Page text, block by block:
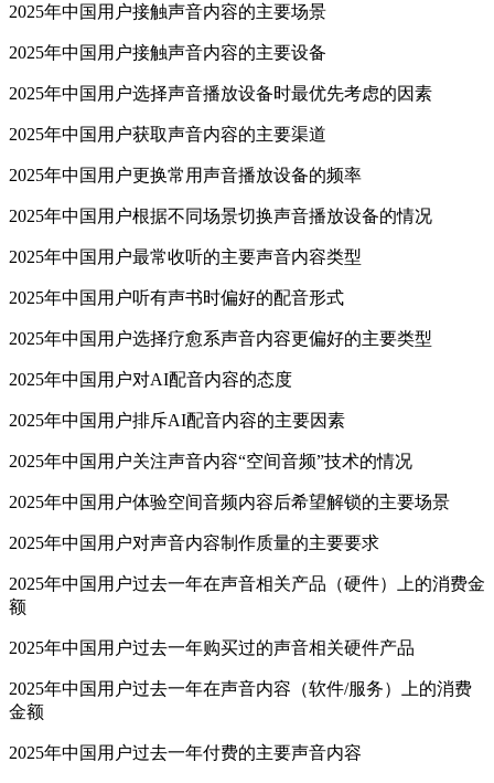
2025年中国用户接触声音内容的主要场景
2025年中国用户接触声音内容的主要设备
2025年中国用户选择声音播放设备时最优先考虑的因素
2025年中国用户获取声音内容的主要渠道
2025年中国用户更换常用声音播放设备的频率
2025年中国用户根据不同场景切换声音播放设备的情况
2025年中国用户最常收听的主要声音内容类型
2025年中国用户听有声书时偏好的配音形式
2025年中国用户选择疗愈系声音内容更偏好的主要类型
2025年中国用户对AI配音内容的态度
2025年中国用户排斥AI配音内容的主要因素
2025年中国用户关注声音内容“空间音频”技术的情况
2025年中国用户体验空间音频内容后希望解锁的主要场景
2025年中国用户对声音内容制作质量的主要要求
2025年中国用户过去一年在声音相关产品（硬件）上的消费金
额
2025年中国用户过去一年购买过的声音相关硬件产品
2025年中国用户过去一年在声音内容（软件/服务）上的消费
金额
2025年中国用户过去一年付费的主要声音内容